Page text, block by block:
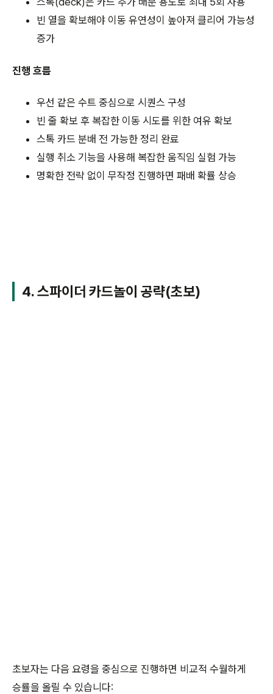
빈 열을 확보해야 이동 유연성이 높아져 클리어 가능성
증가
진행 흐름
우선 같은 수트 중심으로 시퀀스 구성
빈 줄 확보 후 복잡한 이동 시도를 위한 여유 확보
스톡 카드 분배 전 가능한 정리 완료
실행 취소 기능을 사용해 복잡한 움직임 실험 가능
명확한 전략 없이 무작정 진행하면 패배 확률 상승
4. 스파이더 카드놀이 공략(초보)
초보자는 다음 요령을 중심으로 진행하면 비교적 수월하게
승률을 올릴 수 있습니다: